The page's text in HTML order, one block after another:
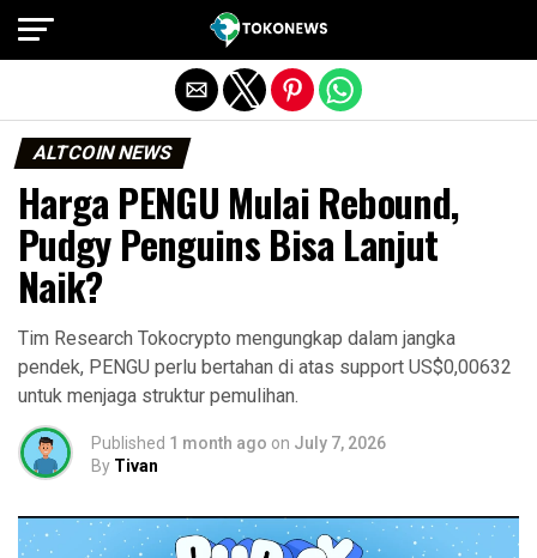
ALTCOIN NEWS
Harga PENGU Mulai Rebound,
Pudgy Penguins Bisa Lanjut
Naik?
Tim Research Tokocrypto mengungkap dalam jangka
pendek, PENGU perlu bertahan di atas support US$0,00632
untuk menjaga struktur pemulihan.
Published 1 month ago on July 7, 2026
By Tivan
Exit mobile version